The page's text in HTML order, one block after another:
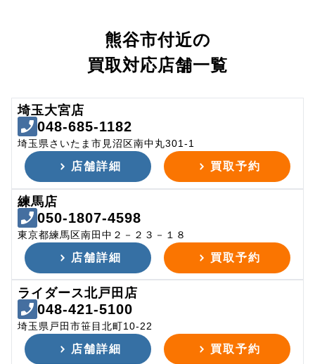
熊谷市付近の
買取対応店舗一覧
埼玉大宮店
048-685-1182
埼玉県さいたま市見沼区南中丸301-1
店舗詳細 買取予約
練馬店
050-1807-4598
東京都練馬区南田中２－２３－１８
店舗詳細 買取予約
ライダース北戸田店
048-421-5100
埼玉県戸田市笹目北町10-22
店舗詳細 買取予約